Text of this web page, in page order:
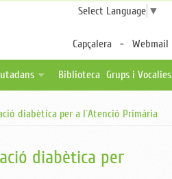
Select Language ▼
Capçalera Webmail
Associacions de pacients
Biblioteca Grups i Vocalies
diabètica per a l´Atenció Primària
diabètica per